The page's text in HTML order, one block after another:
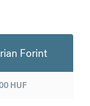
Forint
HUF